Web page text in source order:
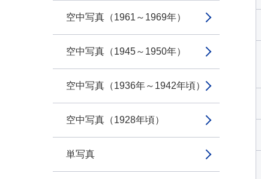
空中写真（1961～1969年）
空中写真（1945～1950年）
空中写真（1936年～1942年頃）
空中写真（1928年頃）
単写真